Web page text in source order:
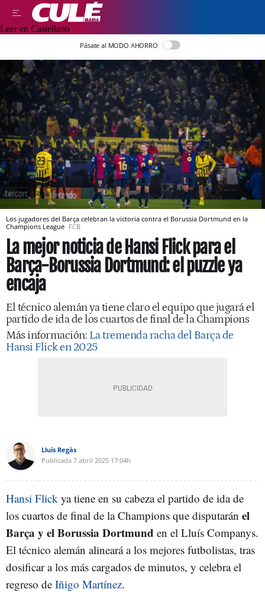
Leer en Castellano
Pásate al MODO AHORRO
Los jugadores del Barça celebran la victoria contra el Borussia Dortmund en la
Champions League FCB
La mejor noticia de Hansi Flick para el
Barça-Borussia Dortmund: el puzzle ya
encaja
El técnico alemán ya tiene claro el equipo que jugará el
partido de ida de los cuartos de final de la Champions
Más información: La tremenda racha del Barça de
Hansi Flick en 2025
Lluís Regàs
Publicada 7 abril 2025 17:04h
Hansi Flick ya tiene en su cabeza el partido de ida de
los cuartos de final de la Champions que disputarán el
Barça y el Borussia Dortmund en el Lluís Companys.
El técnico alemán alineará a los mejores futbolistas, tras
dosificar a los más cargados de minutos, y celebra el
regreso de Iñigo Martínez.